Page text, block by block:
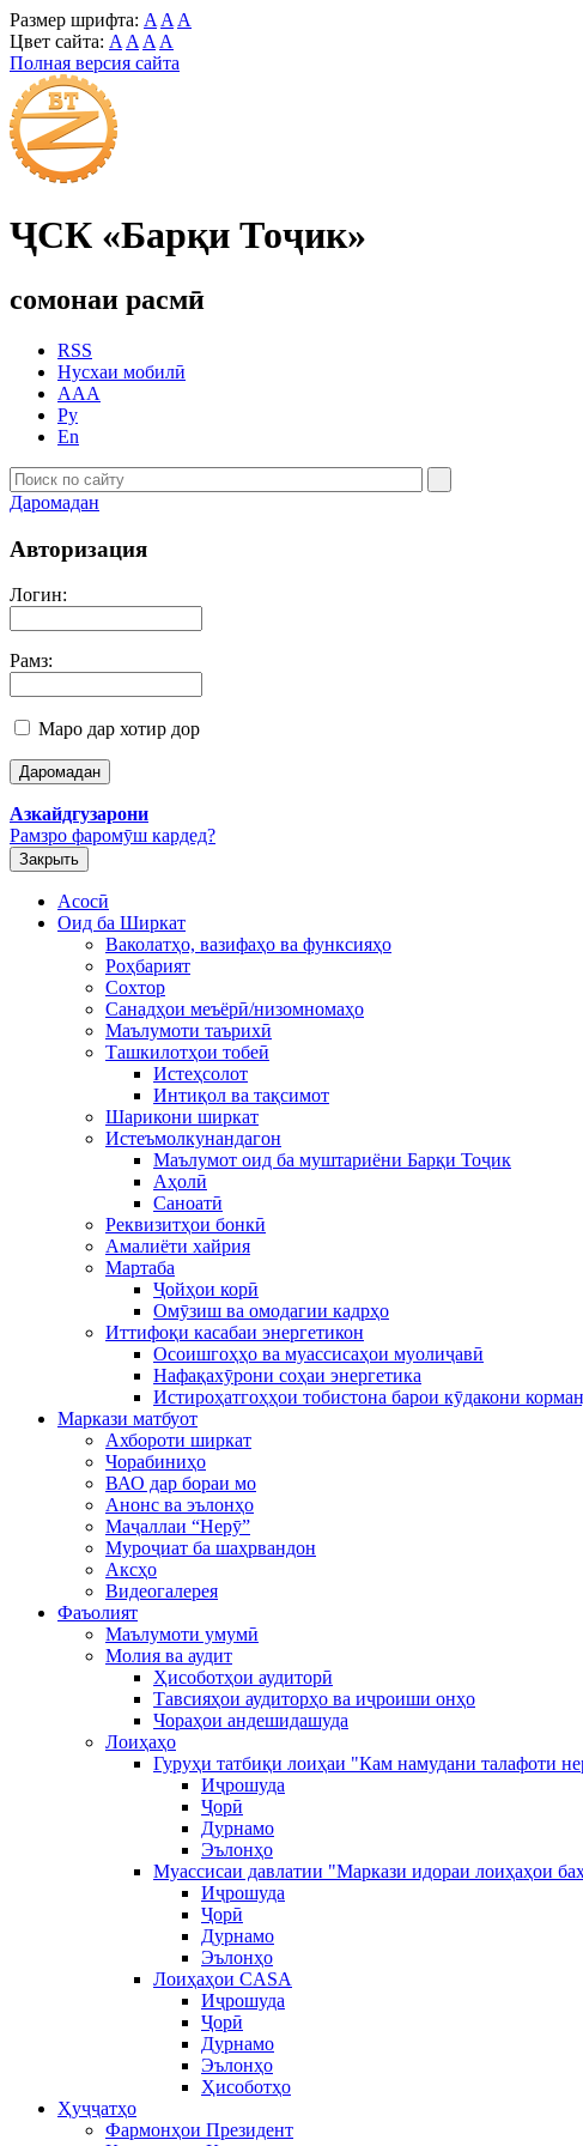
Размер шрифта: A A A
Цвет сайта: A A A A
Полная версия сайта
ҶСК «Барқи Тоҷик»
сомонаи расмӣ
RSS
Нусхаи мобилӣ
AAA
Ру
En
Даромадан
Авторизация
Логин:
Рамз:
Маро дар хотир дор
Азкайдгузарони
Рамзро фаромӯш кардед?
Закрыть
Асосӣ
Оид ба Ширкат
Ваколатҳо, вазифаҳо ва функсияҳо
Роҳбарият
Сохтор
Санадҳои меъёрӣ/низомномаҳо
Маълумоти таърихӣ
Ташкилотҳои тобеӣ
Истеҳсолот
Интиқол ва тақсимот
Шарикони ширкат
Истеъмолкунандагон
Маълумот оид ба муштариёни Барқи Тоҷик
Аҳолӣ
Саноатӣ
Реквизитҳои бонкӣ
Амалиёти хайрия
Мартаба
Ҷойҳои корӣ
Омӯзиш ва омодагии кадрҳо
Иттифоқи касабаи энергетикон
Осоишгоҳҳо ва муассисаҳои муолиҷавӣ
Нафақахӯрони соҳаи энергетика
Истироҳатгоҳҳои тобистона барои кӯдакони
Маркази матбуот
Ахбороти ширкат
Чорабиниҳо
ВАО дар бораи мо
Анонс ва эълонҳо
Маҷаллаи “Нерӯ”
Муроҷиат ба шаҳрвандон
Аксҳо
Видеогалерея
Фаъолият
Маълумоти умумӣ
Молия ва аудит
Ҳисоботҳои аудиторӣ
Тавсияҳои аудиторҳо ва иҷроиши онҳо
Чораҳои андешидашуда
Лоиҳаҳо
Гуруҳи татбиқи лоиҳаи "Кам намудани талафоти
Иҷрошуда
Ҷорӣ
Дурнамо
Эълонҳо
Муассисаи давлатии "Маркази идораи лоиҳаҳои
Иҷрошуда
Ҷорӣ
Дурнамо
Эълонҳо
Лоиҳаҳои CASA
Иҷрошуда
Ҷорӣ
Дурнамо
Эълонҳо
Ҳисоботҳо
Ҳуҷҷатҳо
Фармонҳои Президент